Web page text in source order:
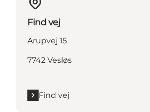
Find vej
Arupvej 15
7742 Vesløs
Find vej